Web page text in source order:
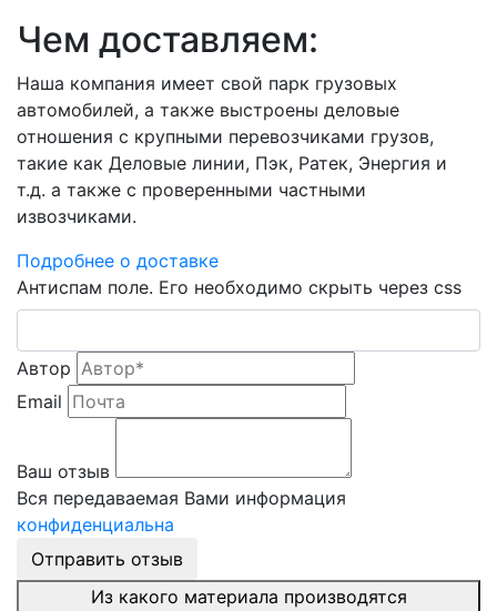
Чем доставляем:
Наша компания имеет свой парк грузовых
автомобилей, а также выстроены деловые
отношения с крупными перевозчиками грузов,
такие как Деловые линии, Пэк, Ратек, Энергия и
т.д. а также с проверенными частными
извозчиками.
Подробнее о доставке
Антиспам поле. Его необходимо скрыть через css
Автор
Email
Ваш отзыв
Вся передаваемая Вами информация
конфиденциальна
Отправить отзыв
Из какого материала производятся